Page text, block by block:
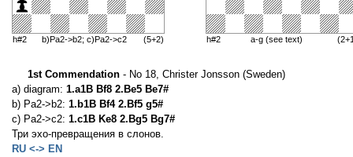
h#2 b)Pa2->b2; c)Pa2->c2 (5+2) h#2 a-g (see text)
1st Commendation - No 18, Christer Jonsson (Sweden)
a) diagram: 1.a1B Bf8 2.Be5 Be7#
b) Pa2->b2: 1.b1B Bf4 2.Bf5 g5#
c) Pa2->c2: 1.c1B Ke8 2.Bg5 Bg7#
Три эхо-превращения в слонов.
RU <-> EN